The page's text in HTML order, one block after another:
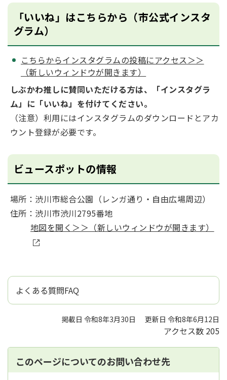
「いいね」はこちらから（市公式インスタ
グラム）
こちらからインスタグラムの投稿にアクセス＞＞
（新しいウィンドウが開きます）
しぶかわ推しに賛同いただける方は、「インスタグラ
ム」に「いいね」を付けてください。
（注意）利用にはインスタグラムのダウンロードとアカ
ウント登録が必要です。
ビュースポットの情報
場所：渋川市総合公園（レンガ通り‧⾃由広場周辺）
住所：渋川市渋川2795番地
地図を開く＞＞（新しいウィンドウが開きます）
よくある質問FAQ
掲載日 令和8年3月30日 更新日 令和8年6月12日
アクセス数 205
このページについてのお問い合わせ先